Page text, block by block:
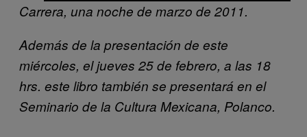
Carrera, una noche de marzo de 2011.
Además de la presentación de este
miércoles, el jueves 25 de febrero, a las 18
hrs. este libro también se presentará en el
Seminario de la Cultura Mexicana, Polanco.